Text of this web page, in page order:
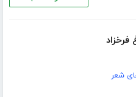
شعر